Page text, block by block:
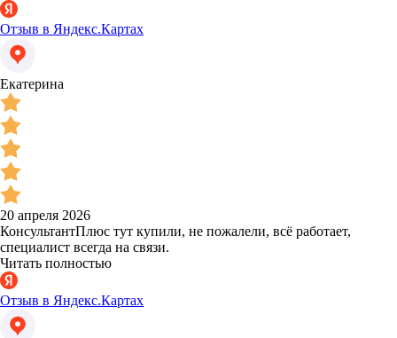
Отзыв в Яндекс.Картах
Екатерина
20 апреля 2026
КонсультантПлюс тут купили, не пожалели, всё работает,
специалист всегда на связи.
Читать полностью
Отзыв в Яндекс.Картах